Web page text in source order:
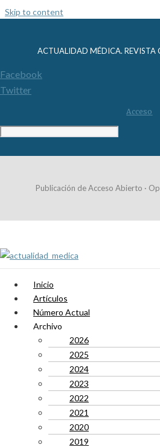
Skip to content
ACTUALIDAD MÉDICA. REVISTA
Facebook
Twitter
Acceso
Publicación de Acceso Abierto ·
Inicio
Artículos
Número Actual
Archivo
2026
2025
2024
2023
2022
2021
2020
2019